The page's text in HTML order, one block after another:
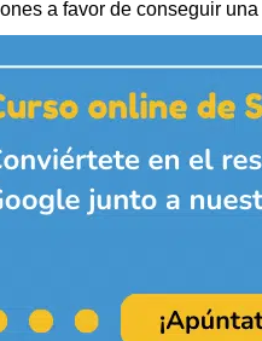
a favor de conseguir